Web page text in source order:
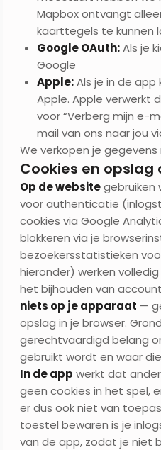
Mapbox ontvangt
kaarttegels te kunnen
Google OAuth:Als je
Google
Apple:Als je in de app
Apple. Apple verwerkt
voor “Verberg mijn e-
mail van ons naar jou
We verkopen je
Cookies en
Op de websitegebruiken
voor authenticatie
cookies via Google
blokkeren via je
bezoekersstatistieken
hieronder) werken
het bijhouden van
niets op je apparaat —
opslag in je browser.
gerechtvaardigd belang
gebruikt wordt en waar
In de app werkt dat
geen cookies in het spel,
er dus ook niet van
toestel bewaren is je
van de app, zodat je niet